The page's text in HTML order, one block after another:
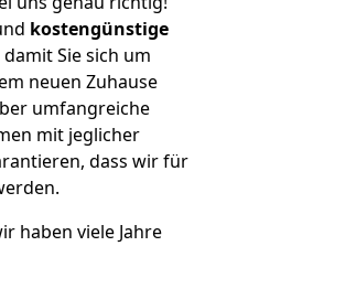
kostengünstige
Sie sich um
neuen Zuhause
umfangreiche
mit jeglicher
dass wir für
haben viele Jahre